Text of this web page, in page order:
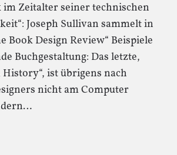
im Zeitalter seiner technischen
Joseph Sullivan sammelt in
Book Design Review“ Beispiele
Buchgestaltung: Das letzte,
ist übrigens nach
nicht am Computer